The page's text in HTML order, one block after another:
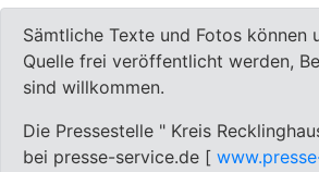
Sämtliche Texte und Fotos können
Quelle frei veröffentlicht werden,
sind willkommen.
Die Pressestelle " Kreis
bei presse-service.de [